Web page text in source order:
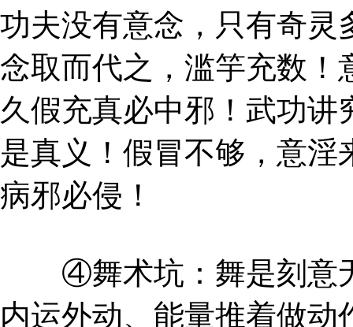
功夫没有意念，只有奇灵
念取而代之，滥竽充数！
久假充真必中邪！武功
是真义！假冒不够，意
病邪必侵！
④舞术坑：舞是刻意无
内运外动、能量推着做